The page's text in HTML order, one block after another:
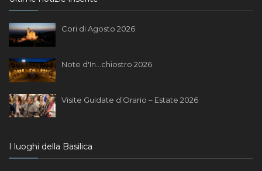
Cori di Agosto 2026
Note d'In...chiostro 2026
Visite Guidate d’Orario – Estate 2026
I luoghi della Basilica